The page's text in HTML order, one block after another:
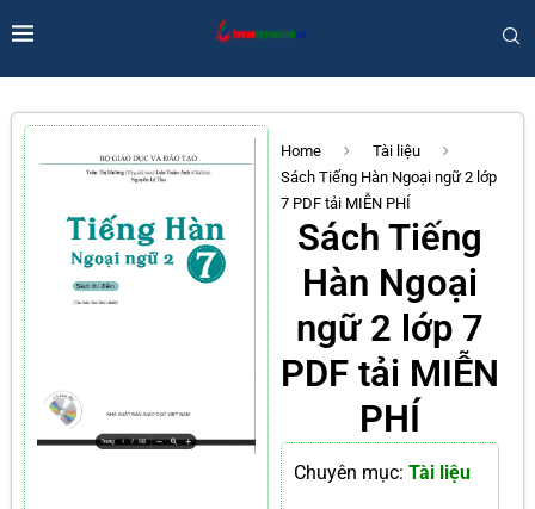
Home
Tài liệu
Sách Tiếng Hàn Ngoại ngữ 2 lớp
7 PDF tải MIỄN PHÍ
Sách Tiếng
Hàn Ngoại
ngữ 2 lớp 7
PDF tải MIỄN
PHÍ
Chuyên mục: Tài liệu